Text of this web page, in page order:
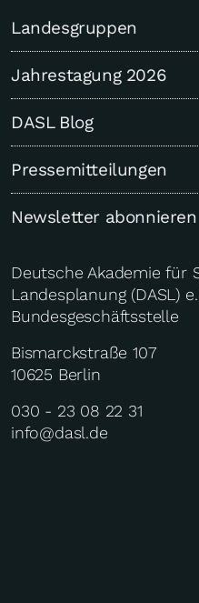
Landesgruppen
Jahrestagung 2026
DASL Blog
Pressemitteilungen
Newsletter abonnieren
Deutsche Akademie für
Landesplanung (DASL) e.
Bundesgeschäftsstelle
Bismarckstraße 107
10625 Berlin
030 - 23 08 22 31
info@dasl.de